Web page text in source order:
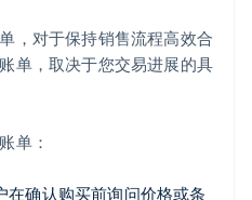
，对于保持销售流程高效合
单，取决于您交易进展的具
单：
在确认购买前询问价格或条